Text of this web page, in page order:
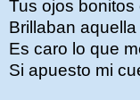
Tus ojos
Brillaban
Es caro lo que
Si apuesto mi